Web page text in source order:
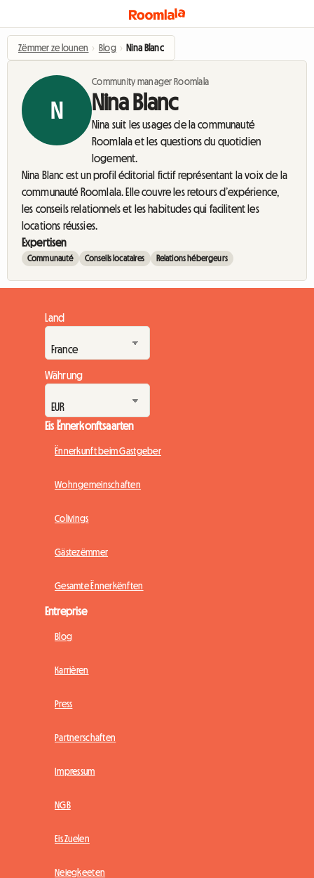
Zëmmer ze lounen › Blog › Nina Blanc
N
Community manager Roomlala
Nina Blanc
Nina suit les usages de la communauté
Roomlala et les questions du quotidien
logement.
Nina Blanc est un profil éditorial fictif représentant la voix de la
communauté Roomlala. Elle couvre les retours d’expérience,
les conseils relationnels et les habitudes qui facilitent les
locations réussies.
Expertisen
Communauté Conseils locataires Relations hébergeurs
Land
Währung
Eis Ënnerkonftsaarten
Ënnerkunft beim Gastgeber
Wohngemeinschaften
Colivings
Gästezëmmer
Gesamte Ënnerkënften
Entreprise
Blog
Karrièren
Press
Partnerschaften
Impressum
NGB
Eis Zuelen
Neiegkeeten